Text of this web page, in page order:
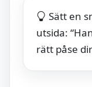
Sätt en
utsida:
rätt påse